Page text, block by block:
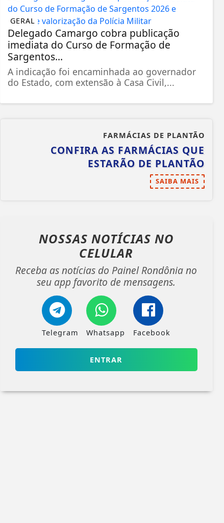
GERAL
Delegado Camargo cobra publicação
imediata do Curso de Formação de
Sargentos...
A indicação foi encaminhada ao governador
do Estado, com extensão à Casa Civil,...
FARMÁCIAS DE PLANTÃO
CONFIRA AS FARMÁCIAS QUE
ESTARÃO DE PLANTÃO
SAIBA MAIS
NOSSAS NOTÍCIAS NO
CELULAR
Receba as notícias do Painel Rondônia no
seu app favorito de mensagens.
Telegram Whatsapp Facebook
ENTRAR